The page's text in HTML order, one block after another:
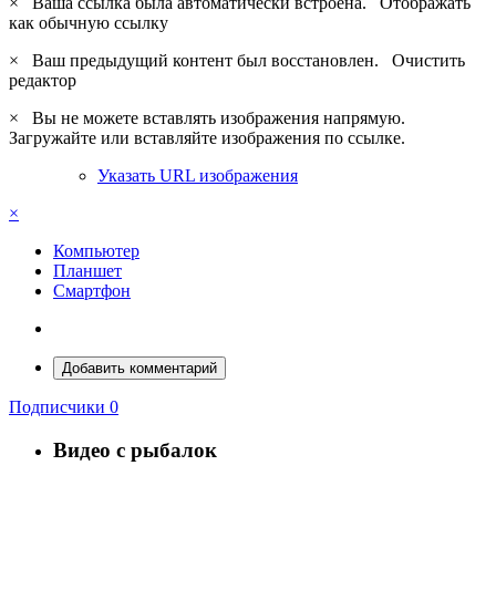
как обычную ссылку
×
Ваш предыдущий контент был восстановлен. Очистить
редактор
×
Вы не можете вставлять изображения напрямую.
Загружайте или вставляйте изображения по ссылке.
Указать URL изображения
×
Компьютер
Планшет
Смартфон
Добавить комментарий
Подписчики 0
Видео с рыбалок